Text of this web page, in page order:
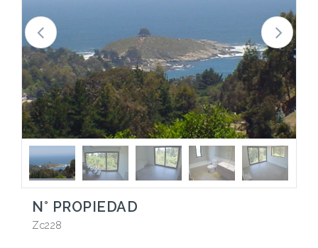
N° PROPIEDAD
Zc228